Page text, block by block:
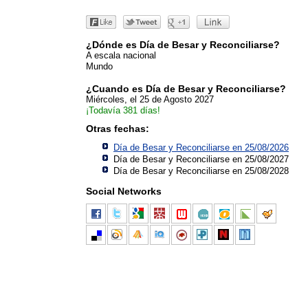
¿Dónde es Día de Besar y Reconciliarse?
A escala nacional
Mundo
¿Cuando es Día de Besar y Reconciliarse?
Miércoles, el 25 de Agosto 2027
¡Todavía 381 días!
Otras fechas:
Día de Besar y Reconciliarse en 25/08/2026
Día de Besar y Reconciliarse en 25/08/2027
Día de Besar y Reconciliarse en 25/08/2028
Social Networks